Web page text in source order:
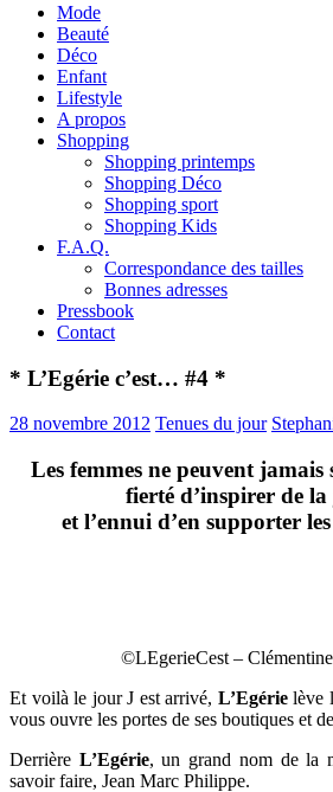
Mode
Beauté
Déco
Enfant
Lifestyle
A propos
Shopping
Shopping printemps
Shopping Déco
Shopping sport
Shopping Kids
F.A.Q.
Correspondance des tailles
Bonnes adresses
Pressbook
Contact
* L’Egérie c’est… #4 *
28 novembre 2012 Tenues du jour
Les femmes ne peuvent jamais
fierté d’inspirer de la
et l’ennui d’en supporter
©LEgerieCest –
Et voilà le jour J est arrivé, L’Egérielève
vous ouvre les portes de ses boutiques et
Derrière L’Egérie, un grand nom de la
savoir faire, Jean Marc Philippe.